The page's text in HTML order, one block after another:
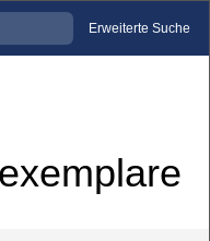
Erweiterte Suche